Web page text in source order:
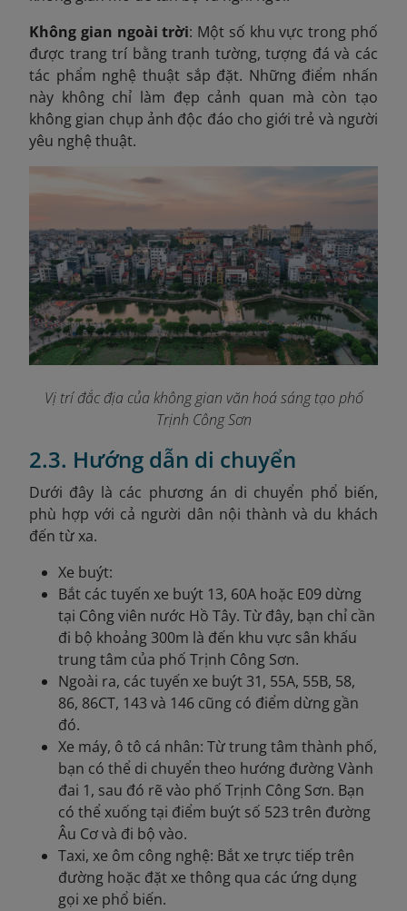
Không gian ngoài trời: Một số khu vực trong phố
được trang trí bằng tranh tường, tượng đá và các
tác phẩm nghệ thuật sắp đặt. Những điểm nhấn
này không chỉ làm đẹp cảnh quan mà còn tạo
không gian chụp ảnh độc đáo cho giới trẻ và người
yêu nghệ thuật.
Vị trí đắc địa của không gian văn hoá sáng tạo phố
Trịnh Công Sơn
2.3. Hướng dẫn di chuyển
Dưới đây là các phương án di chuyển phổ biến,
phù hợp với cả người dân nội thành và du khách
đến từ xa.
Xe buýt:
Bắt các tuyến xe buýt 13, 60A hoặc E09 dừng
tại Công viên nước Hồ Tây. Từ đây, bạn chỉ cần
đi bộ khoảng 300m là đến khu vực sân khấu
trung tâm của phố Trịnh Công Sơn.
Ngoài ra, các tuyến xe buýt 31, 55A, 55B, 58,
86, 86CT, 143 và 146 cũng có điểm dừng gần
đó.
Xe máy, ô tô cá nhân: Từ trung tâm thành phố,
bạn có thể di chuyển theo hướng đường Vành
đai 1, sau đó rẽ vào phố Trịnh Công Sơn. Bạn
có thể xuống tại điểm buýt số 523 trên đường
Âu Cơ và đi bộ vào.
Taxi, xe ôm công nghệ: Bắt xe trực tiếp trên
đường hoặc đặt xe thông qua các ứng dụng
gọi xe phổ biến.